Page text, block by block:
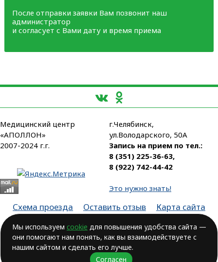
После отправки заявки Вам позвонит наш
администратор
и согласует с Вами дату и время приема
Медицинский центр
«АПОЛЛОН»
2007-2024 г.г.
г.Челябинск,
ул.Володарского, 50А
Запись на прием по тел.:
8 (351) 225-36-63,
8 (922) 742-44-42
Это нужно знать!
Схема проезда Оставить отзыв
Карта сайта
Лицензия № ЛО-74-01-003806, от 14.10.2016, выдана Министерством
здравоохранения Челябинской области
Мы используем cookie для повышения удобства сайта —
они помогают нам понять, как вы взаимодействуете с
нашим сайтом и сделать его лучше.
Согласен